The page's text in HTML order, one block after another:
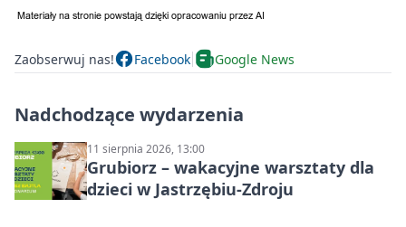
Zaobserwuj nas! Facebook Google News
Nadchodzące wydarzenia
11 sierpnia 2026, 13:00
Grubiorz – wakacyjne warsztaty dla
dzieci w Jastrzębiu-Zdroju